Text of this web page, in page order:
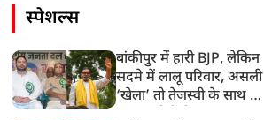
स्पेशल्स
बांकीपुर में हारी BJP, लेकिन
सदमे में लालू परिवार, असली
‘खेला’ तो तेजस्वी के साथ हो